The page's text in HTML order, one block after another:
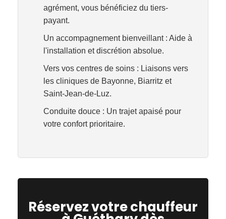
agrément, vous bénéficiez du tiers-
payant.
Un accompagnement bienveillant : Aide à
l'installation et discrétion absolue.
Vers vos centres de soins : Liaisons vers
les cliniques de Bayonne, Biarritz et
Saint-Jean-de-Luz.
Conduite douce : Un trajet apaisé pour
votre confort prioritaire.
Réservez votre chauffeur